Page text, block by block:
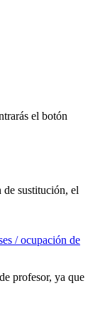
el botón
de sustitución, el
/ ocupación de
profesor, ya que